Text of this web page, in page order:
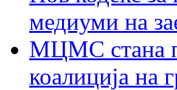
медиуми на
МЦМС стана
коалиција на